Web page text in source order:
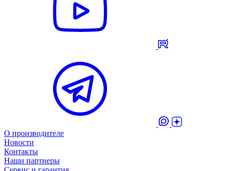
О производителе
Новости
Контакты
Наши партнеры